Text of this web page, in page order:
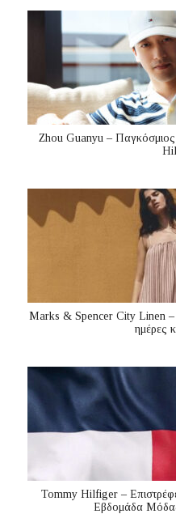
Zhou Guanyu –
Marks & Spencer City Linen –
ημέρες
Tommy Hilfiger –
Εβδομάδα